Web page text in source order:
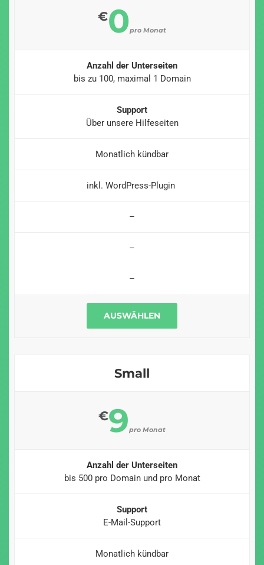
€0pro Monat
Anzahl der Unterseiten
bis zu 100, maximal 1 Domain
Support
Über unsere Hilfeseiten
Monatlich kündbar
inkl. WordPress-Plugin
–
–
–
AUSWÄHLEN
Small
€9pro Monat
Anzahl der Unterseiten
bis 500 pro Domain und pro Monat
Support
E-Mail-Support
Monatlich kündbar